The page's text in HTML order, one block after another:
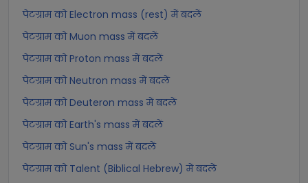
पेटग्राम को Electron mass (rest) में बदलें
पेटग्राम को Muon mass में बदलें
पेटग्राम को Proton mass में बदलें
पेटग्राम को Neutron mass में बदलें
पेटग्राम को Deuteron mass में बदलें
पेटग्राम को Earth's mass में बदलें
पेटग्राम को Sun's mass में बदलें
पेटग्राम को Talent (Biblical Hebrew) में बदलें